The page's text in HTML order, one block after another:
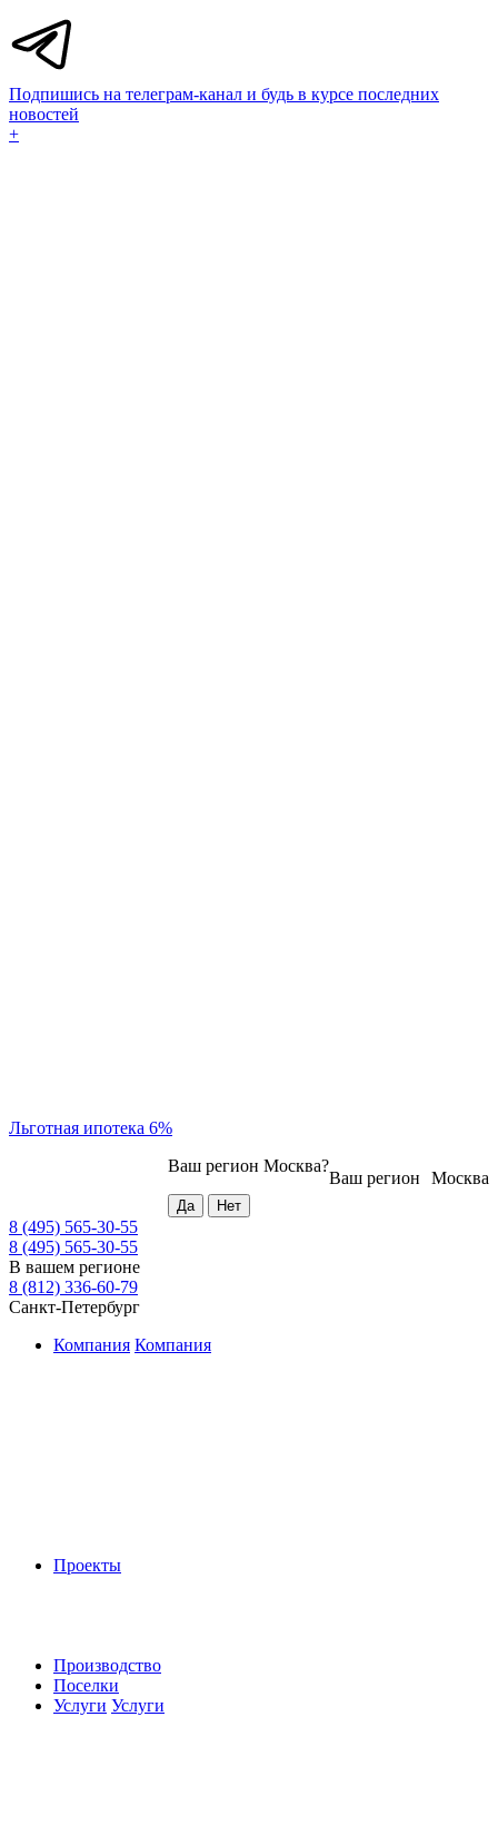
Подпишись на телеграм-канал и будь в курсе последних
новостей
+
Льготная ипотека 6%
Москва
Ваш регион
Ваш регион Москва?
8 (495) 565-30-55
8 (495) 565-30-55
В вашем регионе
8 (812) 336-60-79
Санкт-Петербург
Компания Компания
Проекты
Производство
Поселки
Услуги Услуги